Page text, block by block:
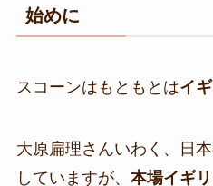
始めに
スコーンはもともとはイ
大原扁理さんいわく、日
していますが、 本場イギ